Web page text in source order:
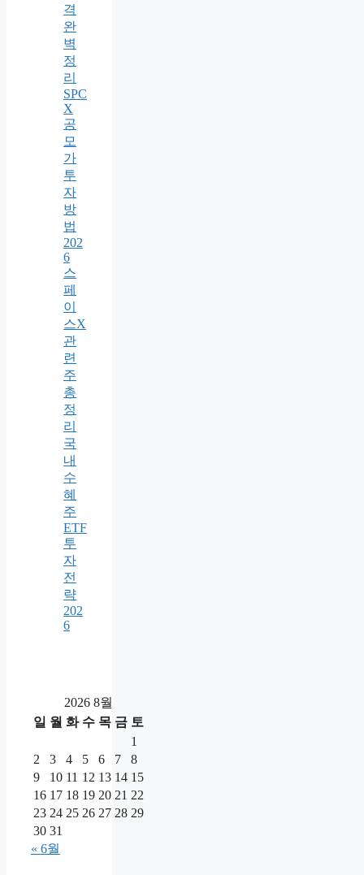
격
완
벽
정
리
SPC
X
공
모
가
투
자
방
법
202
6
스
페
이
스X
관
련
주
총
정
리
국
내
수
혜
주
ETF
투
자
전
략
202
6
2026 8월
일 월 화 수 목 금 토
1
2
3 4 5 6 7
8
9
10 11 12 13 14 15
16 17 18 19 20 21 22
23 24 25 26 27 28 29
30 31
« 6월